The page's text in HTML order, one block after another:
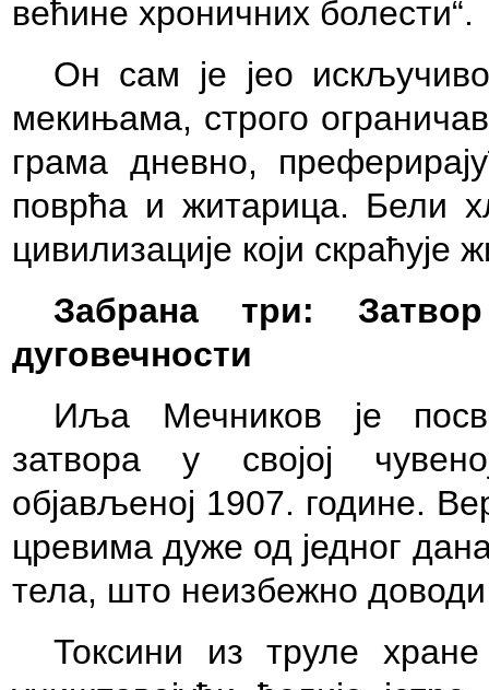
већине хроничних болести“.
Он сам је јео
мекињама, строго
грама дневно,
поврћа и житарица. Бели
цивилизације који скраћује
Забрана три:
дуговечности
Иља Мечников је
затвора у својој
објављеној 1907. године.
цревима дуже од једног
тела, што неизбежно
Токсини из труле